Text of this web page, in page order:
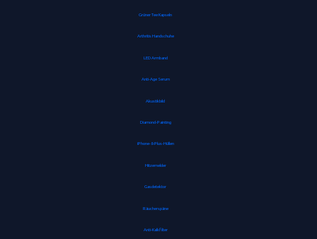
Grüner Tee Kapseln
Arthritis Handschuhe
LED Armband
Anti-Age Serum
Akustikbild
Diamond-Painting
iPhone-8-Plus-Hüllen
Hitzemelder
Gasdetektor
Räucherspäne
Anti-Kalkfilter